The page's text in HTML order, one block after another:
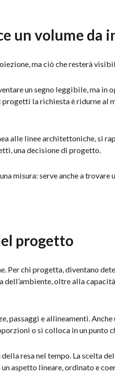
un volume da
ma ciò che resterà
un segno leggibile, ma in
la richiesta è ridurne al
alle linee architettoniche, si
una decisione di progetto.
misura: serve anche a
progetto
Per chi progetta, diventano
oltre alla
passaggi e allineamenti.
o si colloca in un punto
resa nel tempo. La scelta
aspetto lineare, ordinato e